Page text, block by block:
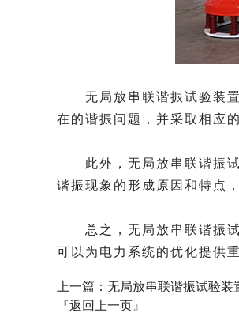
无局放串联谐振试验装置
在的谐振问题，并采取相应
此外，无局放串联谐振试
谐振现象的形成原因和特点
总之，无局放串联谐振试
可以为电力系统的优化提供
上一篇： 无局放串联谐振试验装
『返回上一页』